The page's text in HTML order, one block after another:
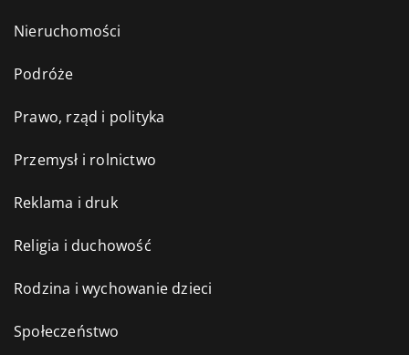
Nieruchomości
Podróże
Prawo, rząd i polityka
Przemysł i rolnictwo
Reklama i druk
Religia i duchowość
Rodzina i wychowanie dzieci
Społeczeństwo